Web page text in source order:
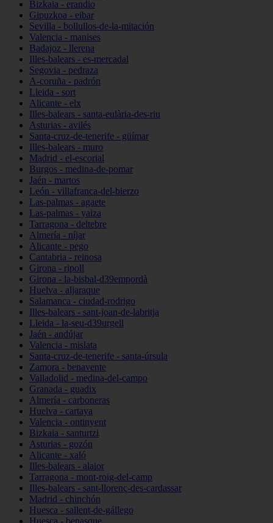
Bizkaia - erandio
Gipuzkoa - eibar
Sevilla - bollullos-de-la-mitación
Valencia - manises
Badajoz - llerena
Illes-balears - es-mercadal
Segovia - pedraza
A-coruña - padrón
Lleida - sort
Alicante - elx
Illes-balears - santa-eulària-des-riu
Asturias - avilés
Santa-cruz-de-tenerife - güímar
Illes-balears - muro
Madrid - el-escorial
Burgos - medina-de-pomar
Jaén - martos
León - villafranca-del-bierzo
Las-palmas - agaete
Las-palmas - yaiza
Tarragona - deltebre
Almería - níjar
Alicante - pego
Cantabria - reinosa
Girona - ripoll
Girona - la-bisbal-d39empordà
Huelva - aljaraque
Salamanca - ciudad-rodrigo
Illes-balears - sant-joan-de-labritja
Lleida - la-seu-d39urgell
Jaén - andújar
Valencia - mislata
Santa-cruz-de-tenerife - santa-úrsula
Zamora - benavente
Valladolid - medina-del-campo
Granada - guadix
Almería - carboneras
Huelva - cartaya
Valencia - ontinyent
Bizkaia - santurtzi
Asturias - gozón
Alicante - xaló
Illes-balears - alaior
Tarragona - mont-roig-del-camp
Illes-balears - sant-llorenç-des-cardassar
Madrid - chinchón
Huesca - sallent-de-gállego
Huesca - benasque